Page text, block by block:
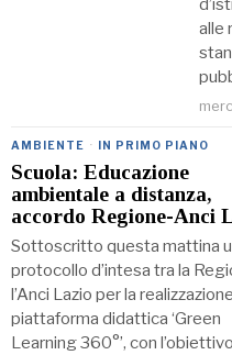
alle
AMBIENTE · IN PRIMO PIANO
Scuola: Educazione
ambientale a distanza,
accordo Regione-Anci
Sottoscritto questa mattina
protocollo d’intesa tra la
l’Anci Lazio per la
piattaforma didattica ‘Green
Learning 360°’, con